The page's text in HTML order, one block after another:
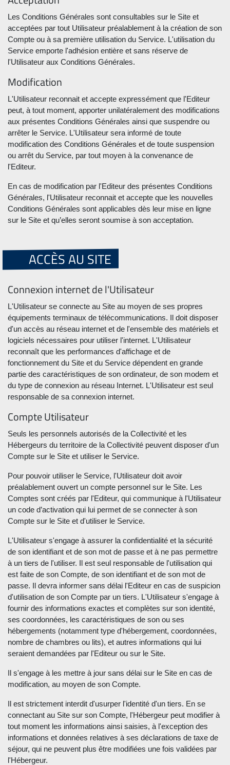
Les Conditions Générales sont consultables sur le Site et
acceptées par tout Utilisateur préalablement à la création de son
Compte ou à sa première utilisation du Service. L'utilisation du
Service emporte l'adhésion entière et sans réserve de
l'Utilisateur aux Conditions Générales.
Modification
L'Utilisateur reconnait et accepte expressément que l'Editeur
peut, à tout moment, apporter unilatéralement des modifications
aux présentes Conditions Générales ainsi que suspendre ou
arrêter le Service. L'Utilisateur sera informé de toute
modification des Conditions Générales et de toute suspension
ou arrêt du Service, par tout moyen à la convenance de
l'Editeur.
En cas de modification par l'Editeur des présentes Conditions
Générales, l'Utilisateur reconnait et accepte que les nouvelles
Conditions Générales sont applicables dès leur mise en ligne
sur le Site et qu’elles seront soumise à son acceptation.
ACCÈS AU SITE
Connexion internet de l'Utilisateur
L'Utilisateur se connecte au Site au moyen de ses propres
équipements terminaux de télécommunications. Il doit disposer
d'un accès au réseau internet et de l'ensemble des matériels et
logiciels nécessaires pour utiliser l'internet. L'Utilisateur
reconnaît que les performances d'affichage et de
fonctionnement du Site et du Service dépendent en grande
partie des caractéristiques de son ordinateur, de son modem et
du type de connexion au réseau Internet. L'Utilisateur est seul
responsable de sa connexion internet.
Compte Utilisateur
Seuls les personnels autorisés de la Collectivité et les
Hébergeurs du territoire de la Collectivité peuvent disposer d'un
Compte sur le Site et utiliser le Service.
Pour pouvoir utiliser le Service, l'Utilisateur doit avoir
préalablement ouvert un compte personnel sur le Site. Les
Comptes sont créés par l'Editeur, qui communique à l'Utilisateur
un code d’activation qui lui permet de se connecter à son
Compte sur le Site et d'utiliser le Service.
L'Utilisateur s'engage à assurer la confidentialité et la sécurité
de son identifiant et de son mot de passe et à ne pas permettre
à un tiers de l'utiliser. Il est seul responsable de l'utilisation qui
est faite de son Compte, de son identifiant et de son mot de
passe. Il devra informer sans délai l'Editeur en cas de suspicion
d'utilisation de son Compte par un tiers. L'Utilisateur s'engage à
fournir des informations exactes et complètes sur son identité,
ses coordonnées, les caractéristiques de son ou ses
hébergements (notamment type d'hébergement, coordonnées,
nombre de chambres ou lits), et autres informations qui lui
seraient demandées par l'Editeur ou sur le Site.
Il s'engage à les mettre à jour sans délai sur le Site en cas de
modification, au moyen de son Compte.
Il est strictement interdit d'usurper l'identité d'un tiers. En se
connectant au Site sur son Compte, l'Hébergeur peut modifier à
tout moment les informations ainsi saisies, à l'exception des
informations et données relatives à ses déclarations de taxe de
séjour, qui ne peuvent plus être modifiées une fois validées par
l'Hébergeur.